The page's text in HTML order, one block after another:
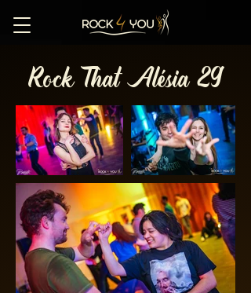
Rock That Alésia 29